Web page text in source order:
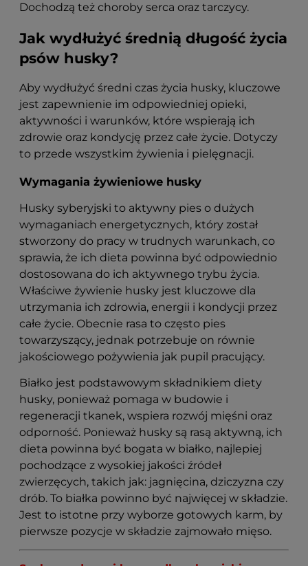
Dochodzą też choroby serca oraz tarczycy.
Jak wydłużyć średnią długość życia
psów husky?
Aby wydłużyć średni czas życia husky, kluczowe
jest zapewnienie im odpowiedniej opieki,
aktywności i warunków, które wspierają ich
zdrowie oraz kondycję przez całe życie. Dotyczy
to przede wszystkim żywienia i pielęgnacji.
Wymagania żywieniowe husky
Husky syberyjski to aktywny pies o dużych
wymaganiach energetycznych, który został
stworzony do pracy w trudnych warunkach, co
sprawia, że ich dieta powinna być odpowiednio
dostosowana do ich aktywnego trybu życia.
Właściwe żywienie husky jest kluczowe dla
utrzymania ich zdrowia, energii i kondycji przez
całe życie. Obecnie rasa to często pies
towarzyszący, jednak potrzebuje on równie
jakościowego pożywienia jak pupil pracujący.
Białko jest podstawowym składnikiem diety
husky, ponieważ pomaga w budowie i
regeneracji tkanek, wspiera rozwój mięśni oraz
odporność. Ponieważ husky są rasą aktywną, ich
dieta powinna być bogata w białko, najlepiej
pochodzące z wysokiej jakości źródeł
zwierzęcych, takich jak: jagnięcina, dziczyzna czy
drób. To białka powinno być najwięcej w składzie.
Jest to istotne przy wyborze gotowych karm, by
pierwsze pozycje w składzie zajmowało mięso.